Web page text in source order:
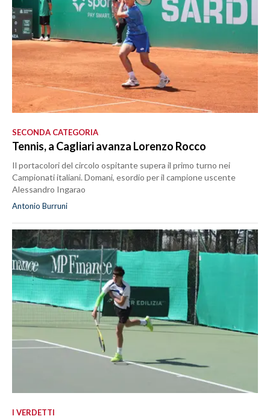
SECONDA CATEGORIA
Tennis, a Cagliari avanza Lorenzo Rocco
Il portacolori del circolo ospitante supera il primo turno nei
Campionati italiani. Domani, esordio per il campione uscente
Alessandro Ingarao
Antonio Burruni
I VERDETTI